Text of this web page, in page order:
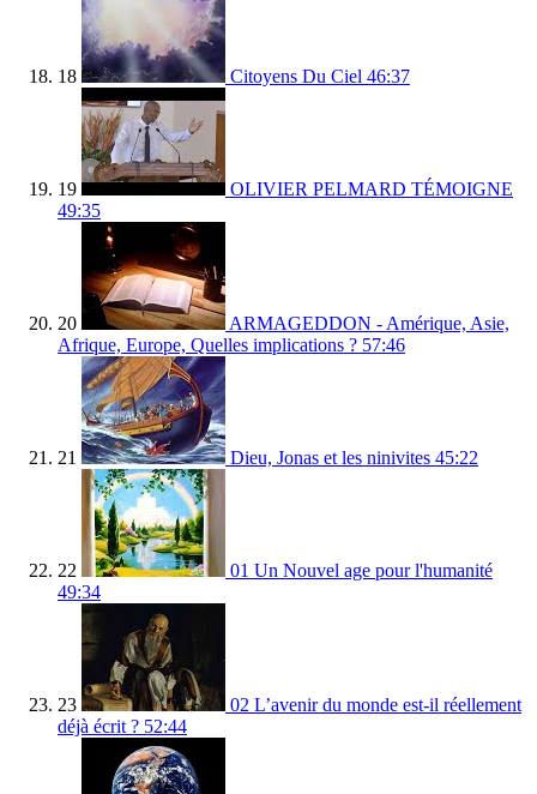
18 Citoyens Du Ciel 46:37
19
OLIVIER PELMARD TÉMOIGNE
49:35
20
ARMAGEDDON - Amérique, Asie,
Afrique, Europe, Quelles implications ? 57:46
21 Dieu, Jonas et les ninivites 45:22
22
01 Un Nouvel age pour l'humanité
49:34
23
02 L’avenir du monde est-il réellement
déjà écrit ? 52:44